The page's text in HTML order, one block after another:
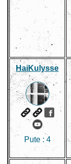
HaiKulysse
Pute : 4